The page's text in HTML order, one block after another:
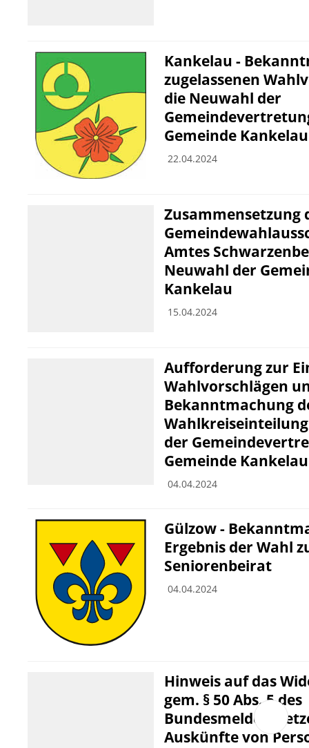
Kankelau -
zugelassenen
die Neuwahl der
Gemeinde
22.04.2024
Zusammensetzung
Amtes
Neuwahl der
Kankelau
15.04.2024
Aufforderung zur
Wahlvorschlägen
Bekanntmachung
der
Gemeinde
04.04.2024
Gülzow -
Ergebnis der Wahl
Seniorenbeirat
04.04.2024
Hinweis auf das
gem. § 50 Abs. 5 des
Auskünfte von